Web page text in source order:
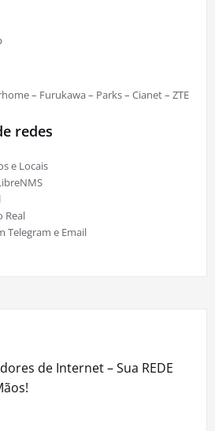
– Furukawa – Parks – Cianet – ZTE
redes
e Locais
Real
Telegram e Email
de Internet – Sua REDE